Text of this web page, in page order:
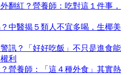
翻紅？營養師：吃對這１件事，
中醫揭５類人不宜多喝，生椰美
訊？「好好吃飯」不只是進食能
利
營養師：「這４種外食」其實熱